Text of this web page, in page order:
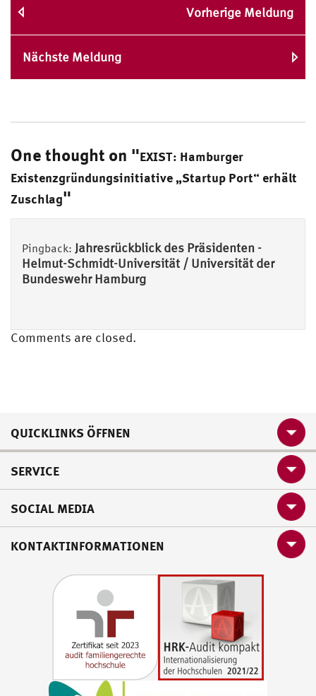
Vorherige Meldung
Nächste Meldung
One thought on "EXIST: Hamburger
Existenzgründungsinitiative „Startup Port“ erhält
Zuschlag"
Pingback: Jahresrückblick des Präsidenten -
Helmut-Schmidt-Universität / Universität der
Bundeswehr Hamburg
Comments are closed.
QUICKLINKS ÖFFNEN
SERVICE
SOCIAL MEDIA
KONTAKTINFORMATIONEN